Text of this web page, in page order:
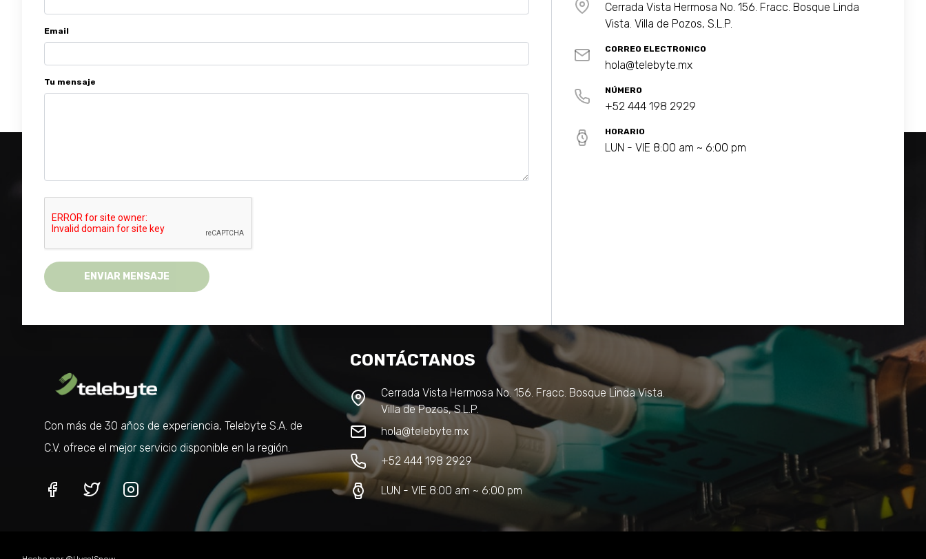
Email
Tu mensaje
ENVIAR MENSAJE
Cerrada Vista Hermosa No. 156. Fracc. Bosque Linda
Vista. Villa de Pozos, S.L.P.
CORREO ELECTRONICO
hola@telebyte.mx
NÚMERO
+52 444 198 2929
HORARIO
LUN - VIE 8:00 am ~ 6:00 pm
Con más de 30 años de experiencia, Telebyte S.A. de
C.V. ofrece el mejor servicio disponible en la región.
CONTÁCTANOS
Cerrada Vista Hermosa No. 156. Fracc. Bosque Linda Vista.
Villa de Pozos, S.L.P.
hola@telebyte.mx
+52 444 198 2929
LUN - VIE 8:00 am ~ 6:00 pm